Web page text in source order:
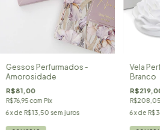
Gessos Perfurmados -
Amorosidade
R$81,00
R$76,95com Pix
6x de R$13,50 sem juros
Vela
Branco
6x de